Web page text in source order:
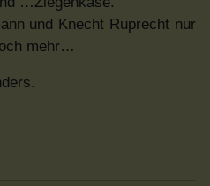
und Knecht Ruprecht nur
mehr…